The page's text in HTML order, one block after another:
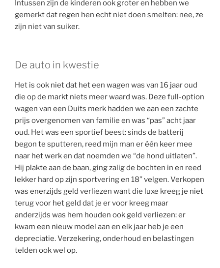
Intussen zijn de kinderen ook groter en hebben we
gemerkt dat regen hen echt niet doen smelten: nee, ze
zijn niet van suiker.
De auto in kwestie
Het is ook niet dat het een wagen was van 16 jaar oud
die op de markt niets meer waard was. Deze full-option
wagen van een Duits merk hadden we aan een zachte
prijs overgenomen van familie en was “pas” acht jaar
oud. Het was een sportief beest: sinds de batterij
begon te sputteren, reed mijn man er één keer mee
naar het werk en dat noemden we “de hond uitlaten”.
Hij plakte aan de baan, ging zalig de bochten in en reed
lekker hard op zijn sportvering en 18” velgen. Verkopen
was enerzijds geld verliezen want die luxe kreeg je niet
terug voor het geld dat je er voor kreeg maar
anderzijds was hem houden ook geld verliezen: er
kwam een nieuw model aan en elk jaar heb je een
depreciatie. Verzekering, onderhoud en belastingen
telden ook wel op.